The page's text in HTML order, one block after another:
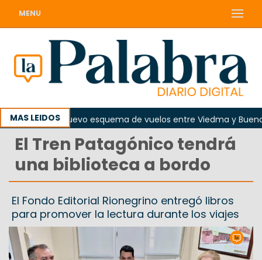
MENU
MAS LEIDOS
regirá nuevo esquema de vuelos entre Viedma y Buenos
El Tren Patagónico tendrá
una biblioteca a bordo
El Fondo Editorial Rionegrino entregó libros
para promover la lectura durante los viajes